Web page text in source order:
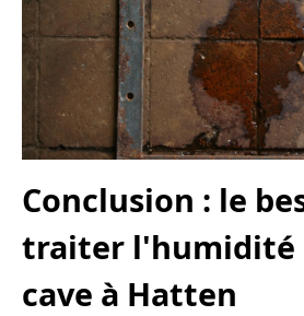
Conclusion : le
traiter l'humidité
cave à Hatten